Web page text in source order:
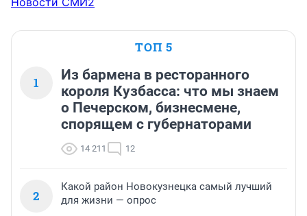
ТОП 5
1
Из бармена в ресторанного
короля Кузбасса: что мы знаем
о Печерском, бизнесмене,
спорящем с губернаторами
14 211 12
2
Какой район Новокузнецка самый лучший
для жизни — опрос